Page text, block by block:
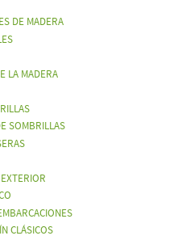
DE MADERA
LA MADERA
SOMBRILLAS
CLÁSICOS